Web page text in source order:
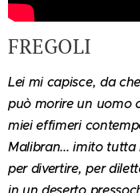
FREGOLI
Lei mi capisce, da
può morire un uomo
miei effimeri
Malibran... imito tutta
per divertire, per